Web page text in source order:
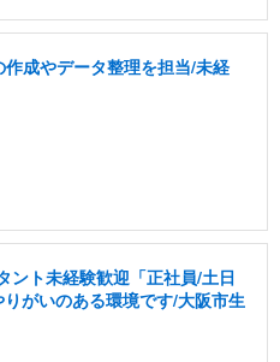
成やデータ整理を担当/未経
ント未経験歓迎「正社員/土日
がいのある環境です/大阪市生